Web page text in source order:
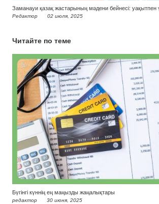
Заманауи қазақ жастарының мәдени бейнесі: уақытпен
Редактор 02 июля, 2025
Читайте по теме
Бүгінгі күннің ең маңызды жаңалықтары
редактор 30 июня, 2025